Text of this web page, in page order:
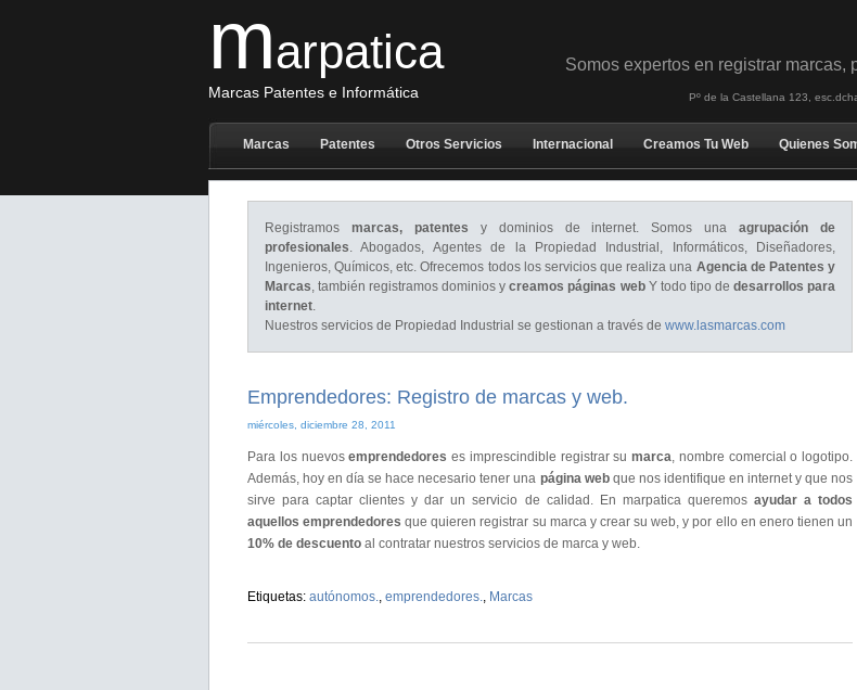
marpatica
Marcas Patentes e Informática
Somos expertos en registrar
Pº de la Castellana 123,
Marcas Patentes Otros Servicios Internacional Creamos Tu Web Quienes
Registramos marcas, patentes y dominios de internet. Somos unaagrupación de
profesionales. Abogados, Agentes de la Propiedad Industrial, Informáticos, Diseñadores,
Ingenieros, Químicos, etc. Ofrecemos todos los servicios que realiza una Agencia de Patentes y
Marcas, también registramos dominios ycreamos páginas webY todo tipo de desarrollos para
internet.
Nuestros servicios de Propiedad Industrial se gestionan a través de www.lasmarcas.com
Emprendedores: Registro de marcas y web.
miércoles, diciembre 28, 2011
Para los nuevosemprendedores es imprescindible registrar su marca, nombre comercial o logotipo.
Además, hoy en día se hace necesario tener una página webque nos identifique en internet y que nos
sirve para captar clientes y dar un servicio de calidad. En marpatica queremos ayudar a todos
aquellos emprendedores que quieren registrar su marca y crear su web, y por ello en enero tienen un
10% de descuento al contratar nuestros servicios de marca y web.
Etiquetas: autónomos., emprendedores., Marcas